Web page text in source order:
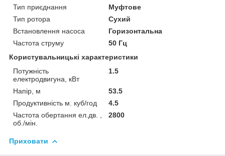
Тип приєднання
Муфтове
Тип ротора
Сухий
Встановлення насоса
Горизонтальна
Частота струму
50 Гц
Користувальницькі характеристики
Потужність
електродвигуна, кВт
1.5
Напір, м
53.5
Продуктивність м. куб/год
4.5
Частота обертання ел.дв. ,
об./мін.
2800
Приховати